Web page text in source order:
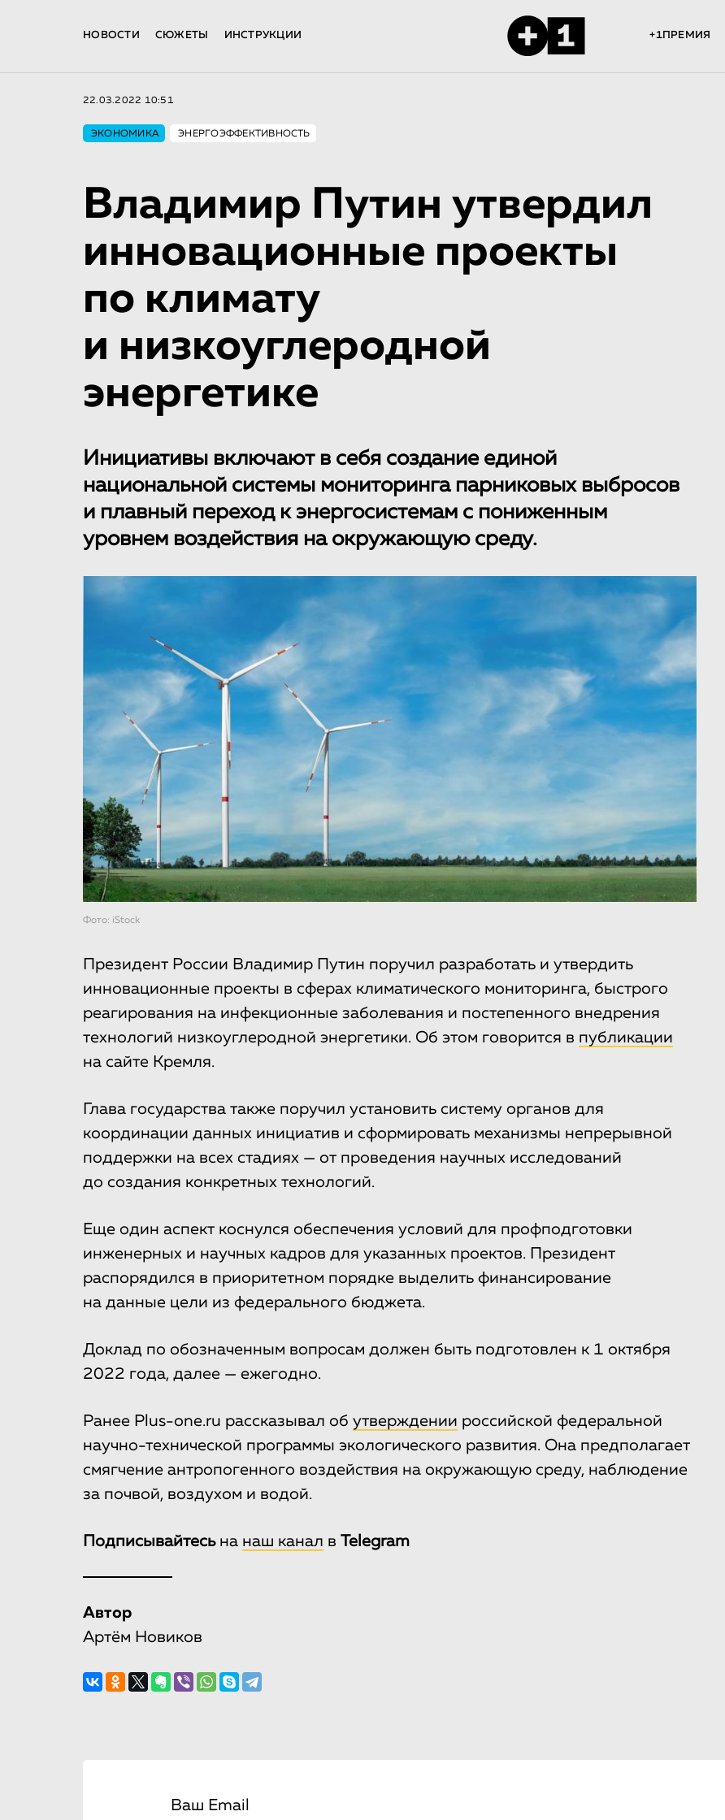
НОВОСТИ СЮЖЕТЫ ИНСТРУКЦИИ +1ПРЕМИЯ
22.03.2022 10:51
ЭКОНОМИКА ЭНЕРГОЭФФЕКТИВНОСТЬ
Владимир Путин утвердил
инновационные проекты
по климату
и низкоуглеродной
энергетике
Инициативы включают в себя создание единой
национальной системы мониторинга парниковых выбросов
и плавный переход к энергосистемам с пониженным
уровнем воздействия на окружающую среду.
Фото: iStock
Президент России Владимир Путин поручил разработать и утвердить
инновационные проекты в сферах климатического мониторинга, быстрого
реагирования на инфекционные заболевания и постепенного внедрения
технологий низкоуглеродной энергетики. Об этом говорится в публикации
на сайте Кремля.
Глава государства также поручил установить систему органов для
координации данных инициатив и сформировать механизмы непрерывной
поддержки на всех стадиях — от проведения научных исследований
до создания конкретных технологий.
Еще один аспект коснулся обеспечения условий для профподготовки
инженерных и научных кадров для указанных проектов. Президент
распорядился в приоритетном порядке выделить финансирование
на данные цели из федерального бюджета.
Доклад по обозначенным вопросам должен быть подготовлен к 1 октября
2022 года, далее — ежегодно.
Ранее Plus-one.ru рассказывал об утверждении российской федеральной
научно-технической программы экологического развития. Она предполагает
смягчение антропогенного воздействия на окружающую среду, наблюдение
за почвой, воздухом и водой.
Подписывайтесьна наш канал в Telegram
Автор
Артём Новиков
Ваш Email